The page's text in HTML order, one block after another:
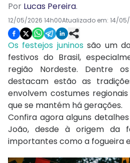
Por Lucas Pereira.
12/05/2026 14h00Atualizado em: 14/05/
Os festejos juninossão um
festivos do Brasil,
região Nordeste. Dentre
destacam estão as
envolvem costumes
que se mantém há gerações.
Confira agora alguns
João, desde à origem da
importantes como a fogueira